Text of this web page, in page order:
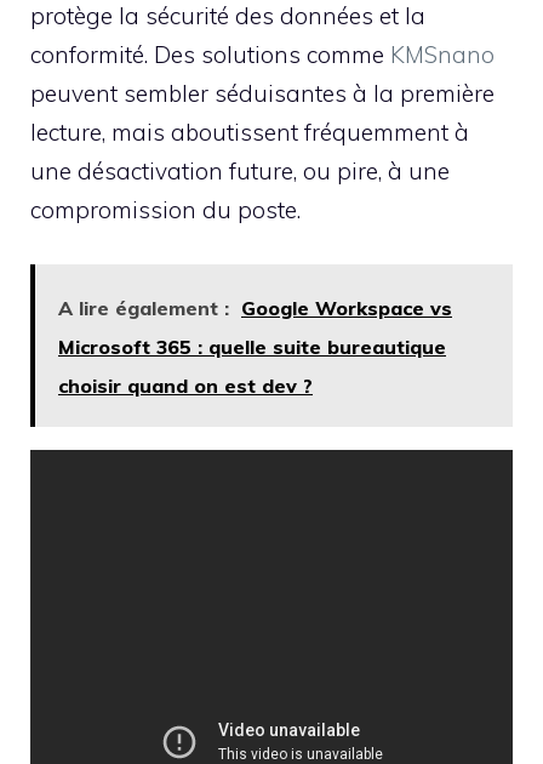
protège la sécurité des données et la
conformité. Des solutions comme KMSnano
peuvent sembler séduisantes à la première
lecture, mais aboutissent fréquemment à
une désactivation future, ou pire, à une
compromission du poste.
A lire également : Google Workspace vs
Microsoft 365 : quelle suite bureautique
choisir quand on est dev ?